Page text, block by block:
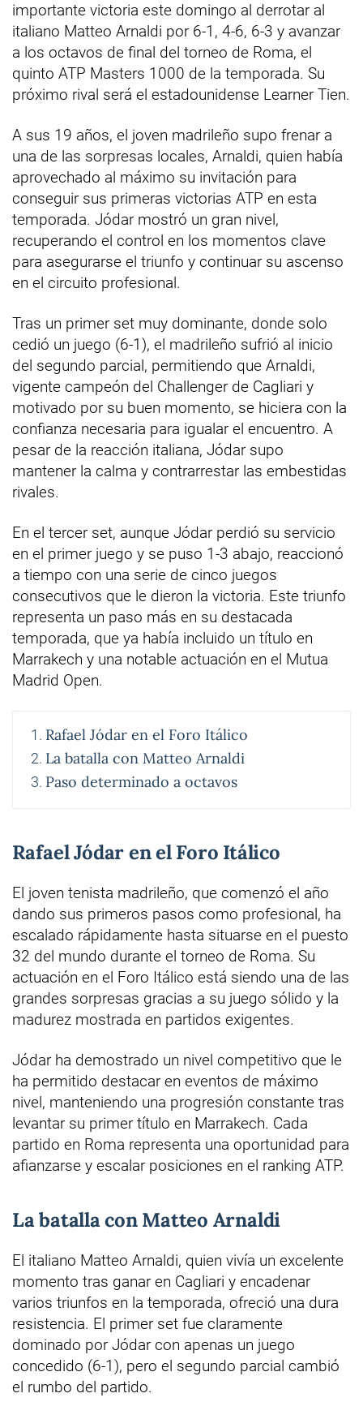
importante victoria este domingo al derrotar al
italiano Matteo Arnaldi por 6-1, 4-6, 6-3 y avanzar
a los octavos de final del torneo de Roma, el
quinto ATP Masters 1000 de la temporada. Su
próximo rival será el estadounidense Learner Tien.
A sus 19 años, el joven madrileño supo frenar a
una de las sorpresas locales, Arnaldi, quien había
aprovechado al máximo su invitación para
conseguir sus primeras victorias ATP en esta
temporada. Jódar mostró un gran nivel,
recuperando el control en los momentos clave
para asegurarse el triunfo y continuar su ascenso
en el circuito profesional.
Tras un primer set muy dominante, donde solo
cedió un juego (6-1), el madrileño sufrió al inicio
del segundo parcial, permitiendo que Arnaldi,
vigente campeón del Challenger de Cagliari y
motivado por su buen momento, se hiciera con la
confianza necesaria para igualar el encuentro. A
pesar de la reacción italiana, Jódar supo
mantener la calma y contrarrestar las embestidas
rivales.
En el tercer set, aunque Jódar perdió su servicio
en el primer juego y se puso 1-3 abajo, reaccionó
a tiempo con una serie de cinco juegos
consecutivos que le dieron la victoria. Este triunfo
representa un paso más en su destacada
temporada, que ya había incluido un título en
Marrakech y una notable actuación en el Mutua
Madrid Open.
Rafael Jódar en el Foro Itálico
La batalla con Matteo Arnaldi
Paso determinado a octavos
Rafael Jódar en el Foro Itálico
El joven tenista madrileño, que comenzó el año
dando sus primeros pasos como profesional, ha
escalado rápidamente hasta situarse en el puesto
32 del mundo durante el torneo de Roma. Su
actuación en el Foro Itálico está siendo una de las
grandes sorpresas gracias a su juego sólido y la
madurez mostrada en partidos exigentes.
Jódar ha demostrado un nivel competitivo que le
ha permitido destacar en eventos de máximo
nivel, manteniendo una progresión constante tras
levantar su primer título en Marrakech. Cada
partido en Roma representa una oportunidad para
afianzarse y escalar posiciones en el ranking ATP.
La batalla con Matteo Arnaldi
El italiano Matteo Arnaldi, quien vivía un excelente
momento tras ganar en Cagliari y encadenar
varios triunfos en la temporada, ofreció una dura
resistencia. El primer set fue claramente
dominado por Jódar con apenas un juego
concedido (6-1), pero el segundo parcial cambió
el rumbo del partido.